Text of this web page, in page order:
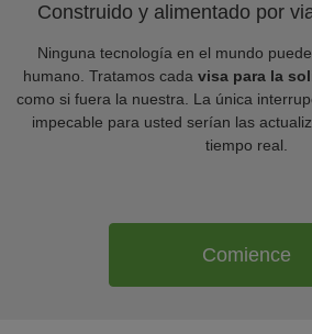
Construido y alimentado por
Ninguna tecnología en el mundo
humano. Tratamos cada visa para la
como si fuera la nuestra. La única
impecable para usted serían las
tiempo real.
Comience